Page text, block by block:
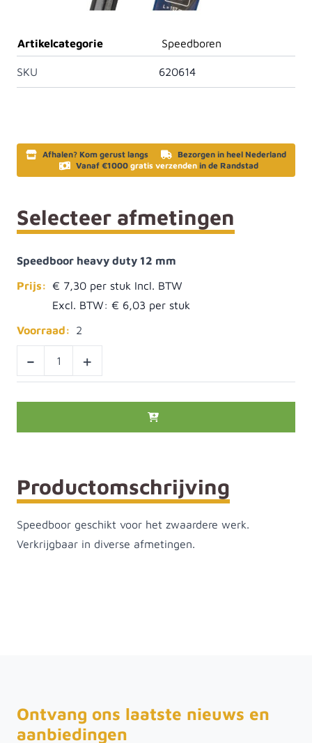
Artikelcategorie
Speedboren
SKU 620614
Afhalen? Kom gerust langs
Bezorgen in heel Nederland
Vanaf €1000 gratis verzenden in de Randstad
Selecteer afmetingen
Speedboor heavy duty 12 mm
Prijs: € 7,30
Excl. BTW: € 6,03
Voorraad:
2
- +
Productomschrijving
Speedboor geschikt voor het zwaardere werk.
Verkrijgbaar in diverse afmetingen.
Ontvang ons laatste nieuws en
aanbiedingen